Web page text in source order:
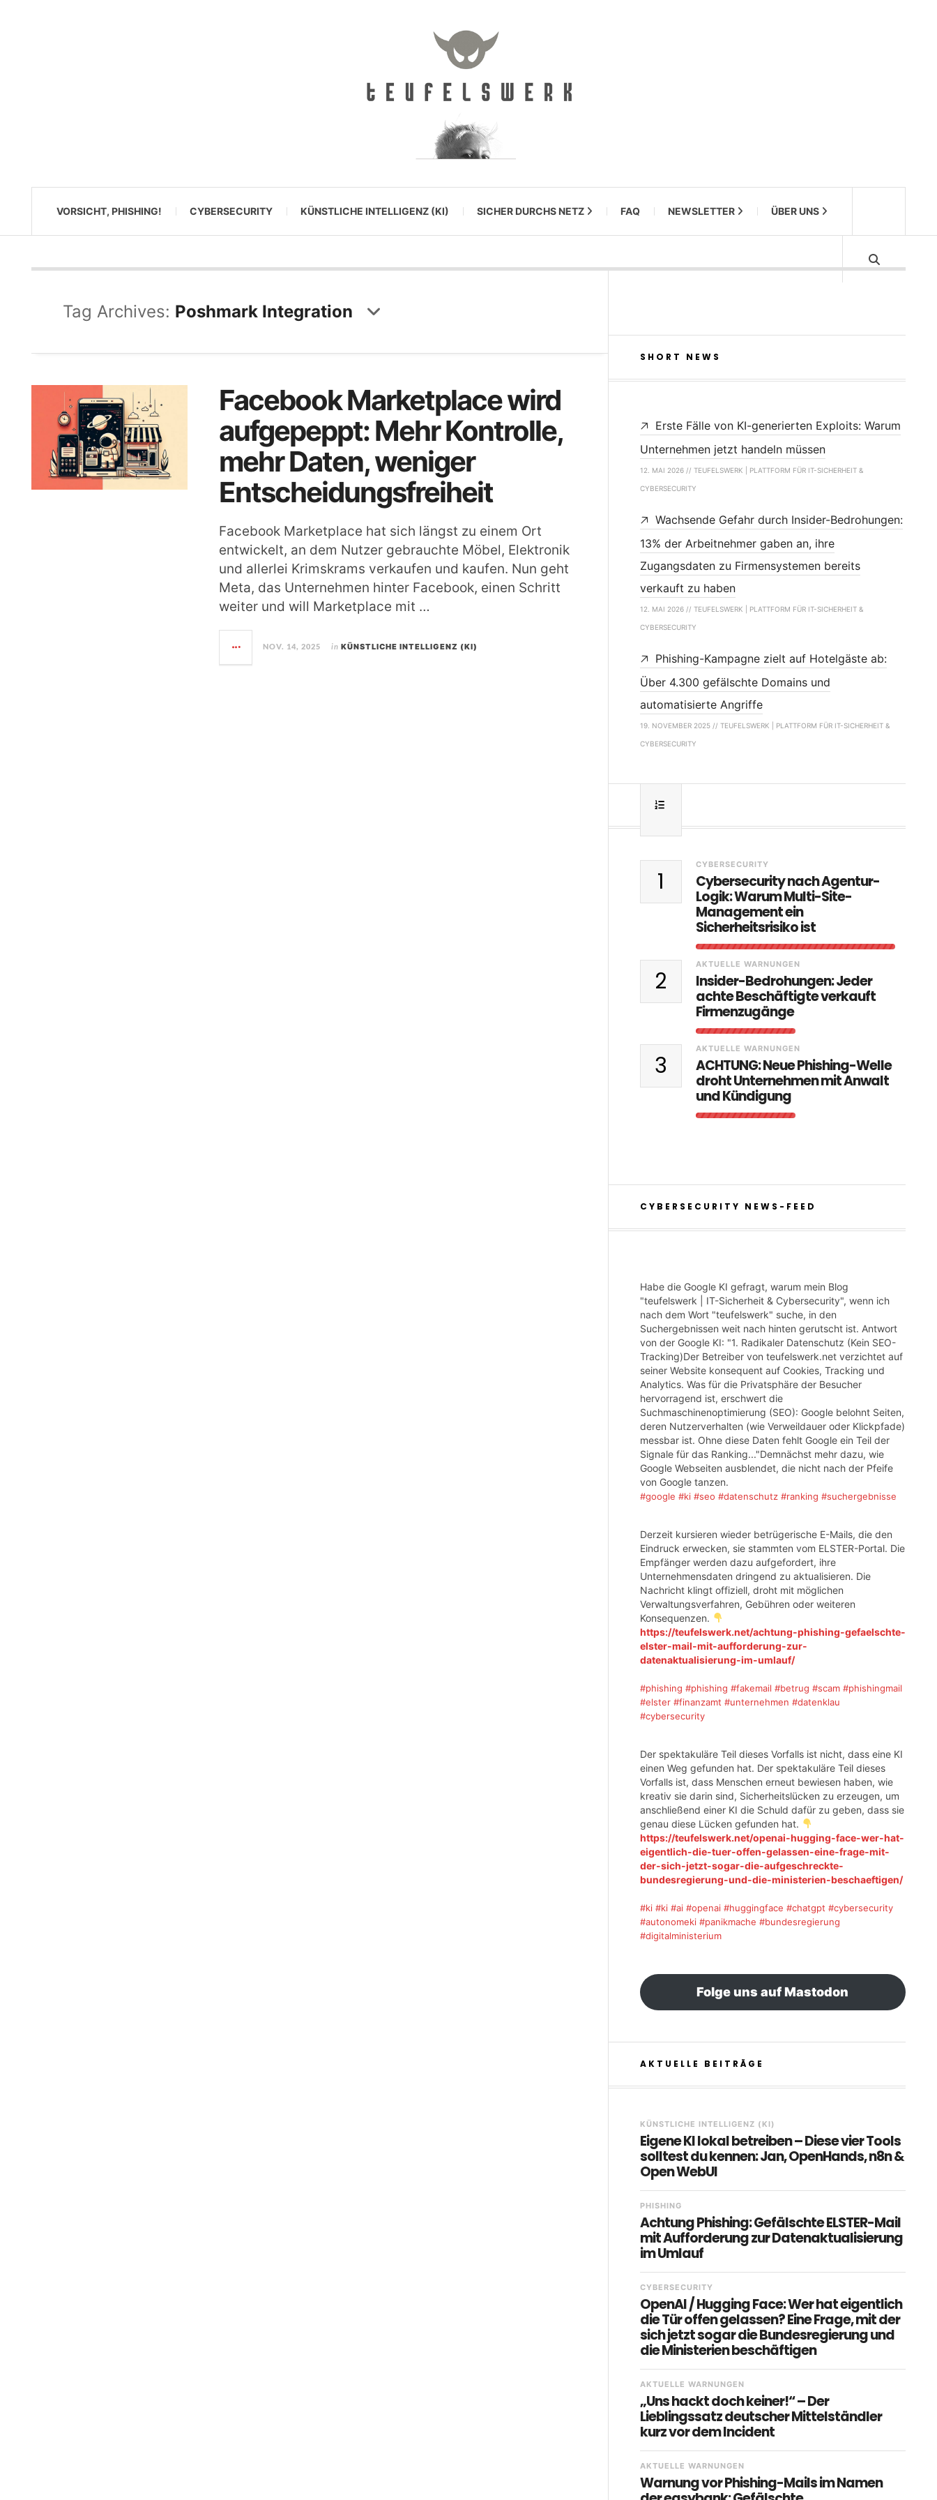
VORSICHT, PHISHING! CYBERSECURITY KÜNSTLICHE INTELLIGENZ (KI) SICHER DURCHS NETZ FAQ NEWSLETTER ÜBER UNS
Tag Archives: Poshmark Integration
Facebook Marketplace wird
aufgepeppt: Mehr Kontrolle,
mehr Daten, weniger
Entscheidungsfreiheit
Facebook Marketplace hat sich längst zu einem Ort
entwickelt, an dem Nutzer gebrauchte Möbel, Elektronik
und allerlei Krimskrams verkaufen und kaufen. Nun geht
Meta, das Unternehmen hinter Facebook, einen Schritt
weiter und will Marketplace mit …
NOV. 14, 2025 in KÜNSTLICHE INTELLIGENZ (KI)
SHORT NEWS
Erste Fälle von KI-generierten Exploits: Warum
Unternehmen jetzt handeln müssen
12. MAI 2026 // TEUFELSWERK | PLATTFORM FÜR IT-SICHERHEIT &
CYBERSECURITY
Wachsende Gefahr durch Insider-Bedrohungen:
13% der Arbeitnehmer gaben an, ihre
Zugangsdaten zu Firmensystemen bereits
verkauft zu haben
12. MAI 2026 // TEUFELSWERK | PLATTFORM FÜR IT-SICHERHEIT &
CYBERSECURITY
Phishing-Kampagne zielt auf Hotelgäste ab:
Über 4.300 gefälschte Domains und
automatisierte Angriffe
19. NOVEMBER 2025 // TEUFELSWERK | PLATTFORM FÜR IT-SICHERHEIT &
CYBERSECURITY
1
CYBERSECURITY
Cybersecurity nach Agentur-
Logik: Warum Multi-Site-
Management ein
Sicherheitsrisiko ist
2
AKTUELLE WARNUNGEN
Insider-Bedrohungen: Jeder
achte Beschäftigte verkauft
Firmenzugänge
3
AKTUELLE WARNUNGEN
ACHTUNG: Neue Phishing-Welle
droht Unternehmen mit Anwalt
und Kündigung
CYBERSECURITY NEWS-FEED
Habe die Google KI gefragt, warum mein Blog
"teufelswerk | IT-Sicherheit & Cybersecurity", wenn ich
nach dem Wort "teufelswerk" suche, in den
Suchergebnissen weit nach hinten gerutscht ist. Antwort
von der Google KI: "1. Radikaler Datenschutz (Kein SEO-
Tracking)Der Betreiber von teufelswerk.net verzichtet auf
seiner Website konsequent auf Cookies, Tracking und
Analytics. Was für die Privatsphäre der Besucher
hervorragend ist, erschwert die
Suchmaschinenoptimierung (SEO): Google belohnt Seiten,
deren Nutzerverhalten (wie Verweildauer oder Klickpfade)
messbar ist. Ohne diese Daten fehlt Google ein Teil der
Signale für das Ranking..."Demnächst mehr dazu, wie
Google Webseiten ausblendet, die nicht nach der Pfeife
von Google tanzen.
#google #ki #seo #datenschutz #ranking #suchergebnisse
Derzeit kursieren wieder betrügerische E-Mails, die den
Eindruck erwecken, sie stammten vom ELSTER-Portal. Die
Empfänger werden dazu aufgefordert, ihre
Unternehmensdaten dringend zu aktualisieren. Die
Nachricht klingt offiziell, droht mit möglichen
Verwaltungsverfahren, Gebühren oder weiteren
Konsequenzen.
https://teufelswerk.net/achtung-phishing-gefaelschte-
elster-mail-mit-aufforderung-zur-
datenaktualisierung-im-umlauf/
#phishing #phishing #fakemail #betrug #scam #phishingmail
#elster #finanzamt #unternehmen #datenklau
#cybersecurity
Der spektakuläre Teil dieses Vorfalls ist nicht, dass eine KI
einen Weg gefunden hat. Der spektakuläre Teil dieses
Vorfalls ist, dass Menschen erneut bewiesen haben, wie
kreativ sie darin sind, Sicherheitslücken zu erzeugen, um
anschließend einer KI die Schuld dafür zu geben, dass sie
genau diese Lücken gefunden hat.
https://teufelswerk.net/openai-hugging-face-wer-hat-
eigentlich-die-tuer-offen-gelassen-eine-frage-mit-
der-sich-jetzt-sogar-die-aufgeschreckte-
bundesregierung-und-die-ministerien-beschaeftigen/
#ki #ki #ai #openai #huggingface #chatgpt #cybersecurity
#autonomeki #panikmache #bundesregierung
#digitalministerium
Folge uns auf Mastodon
AKTUELLE BEITRÄGE
KÜNSTLICHE INTELLIGENZ (KI)
Eigene KI lokal betreiben – Diese vier Tools
solltest du kennen: Jan, OpenHands, n8n &
Open WebUI
PHISHING
Achtung Phishing: Gefälschte ELSTER-Mail
mit Aufforderung zur Datenaktualisierung
im Umlauf
CYBERSECURITY
OpenAI / Hugging Face: Wer hat eigentlich
die Tür offen gelassen? Eine Frage, mit der
sich jetzt sogar die Bundesregierung und
die Ministerien beschäftigen
AKTUELLE WARNUNGEN
„Uns hackt doch keiner!“ – Der
Lieblingssatz deutscher Mittelständler
kurz vor dem Incident
AKTUELLE WARNUNGEN
Warnung vor Phishing-Mails im Namen